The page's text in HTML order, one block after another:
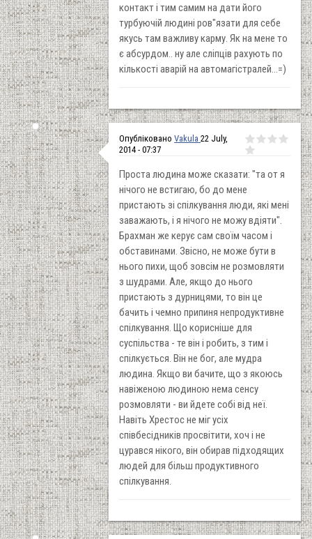
контакт і тим самим на дати його
турбуючій людині ров"язати для себе
якусь там важливу карму. Як на мене то
є абсурдом.. ну але сліпців рахують по
кількості аварій на автомагістралей...=)
Опубліковано Vakula 22 July,
2014 - 07:37
Проста людина може сказати: "та от я
нічого не встигаю, бо до мене
пристають зі спілкування люди, які мені
заважають, і я нічого не можу вдіяти".
Брахман же керує сам своїм часом і
обставинами. Звісно, не може бути в
нього пихи, щоб зовсім не розмовляти
з шудрами. Але, якщо до нього
пристають з дурницями, то він це
бачить і чемно припиня непродуктивне
спілкування. Що корисніше для
суспільства - те він і робить, з тим і
спілкується. Він не бог, але мудра
людина. Якщо ви бачите, що з якоюсь
навіженою людиною нема сенсу
розмовляти - ви йдете собі від неї.
Навіть Хрестос не міг усіх
співбесідників просвітити, хоч і не
цурався нікого, він обирав підходящих
людей для більш продуктивного
спілкування.